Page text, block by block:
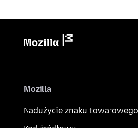
Mozilla
Nadużycie znaku towarowego